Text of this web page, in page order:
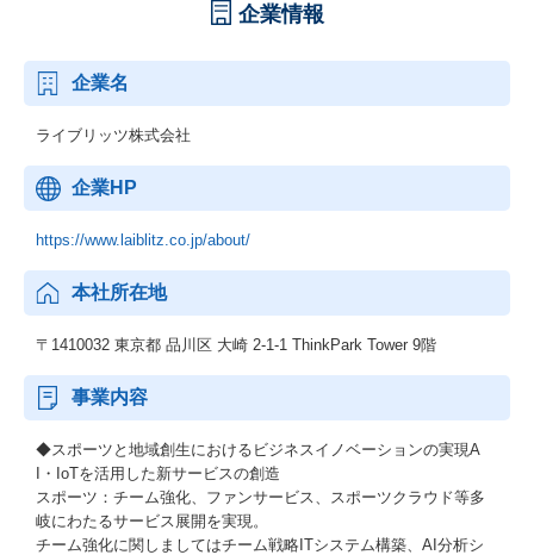
企業情報
企業名
ライブリッツ株式会社
企業HP
https://www.laiblitz.co.jp/about/
本社所在地
〒1410032 東京都 品川区 大崎 2-1-1 ThinkPark Tower 9階
事業内容
◆スポーツと地域創生におけるビジネスイノベーションの実現A
I・IoTを活用した新サービスの創造
スポーツ：チーム強化、ファンサービス、スポーツクラウド等多
岐にわたるサービス展開を実現。
チーム強化に関しましてはチーム戦略ITシステム構築、AI分析シ